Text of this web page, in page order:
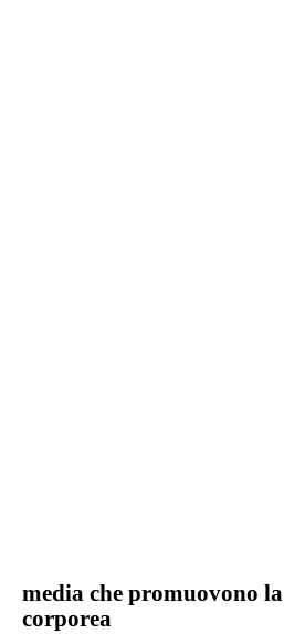
media che promuovono
corporea